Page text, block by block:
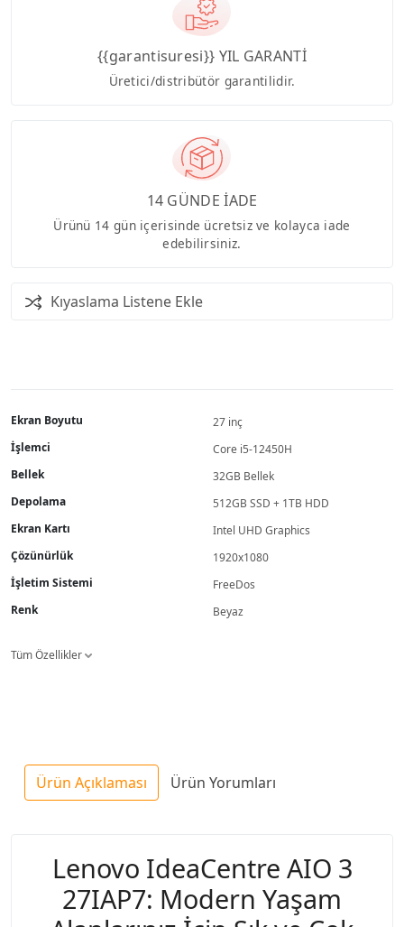
{{garantisuresi}} YIL GARANTİ
Üretici/distribütör garantilidir.
14 GÜNDE İADE
Ürünü 14 gün içerisinde ücretsiz ve kolayca iade
edebilirsiniz.
Kıyaslama Listene Ekle
Ekran Boyutu
27 inç
İşlemci
Core i5-12450H
Bellek
32GB Bellek
Depolama
512GB SSD + 1TB HDD
Ekran Kartı
Intel UHD Graphics
Çözünürlük
1920x1080
İşletim Sistemi
FreeDos
Renk
Beyaz
Tüm Özellikler
Ürün Açıklaması Ürün Yorumları
Lenovo IdeaCentre AIO 3
27IAP7: Modern Yaşam